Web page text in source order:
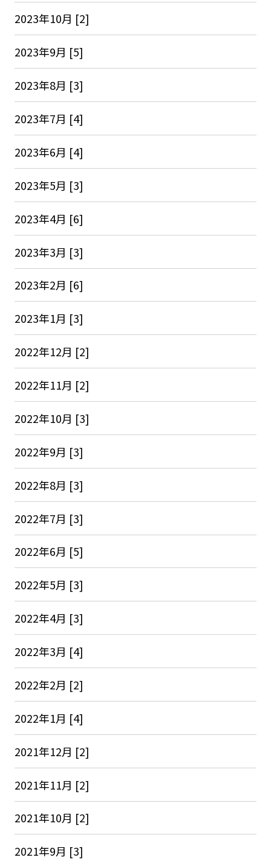
2023年10月 [2]
2023年9月 [5]
2023年8月 [3]
2023年7月 [4]
2023年6月 [4]
2023年5月 [3]
2023年4月 [6]
2023年3月 [3]
2023年2月 [6]
2023年1月 [3]
2022年12月 [2]
2022年11月 [2]
2022年10月 [3]
2022年9月 [3]
2022年8月 [3]
2022年7月 [3]
2022年6月 [5]
2022年5月 [3]
2022年4月 [3]
2022年3月 [4]
2022年2月 [2]
2022年1月 [4]
2021年12月 [2]
2021年11月 [2]
2021年10月 [2]
2021年9月 [3]